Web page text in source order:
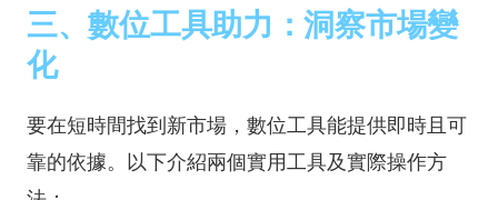
三、數位工具助力：洞察市場變
化
要在短時間找到新市場，數位工具能提供即時且可
靠的依據。以下介紹兩個實用工具及實際操作方